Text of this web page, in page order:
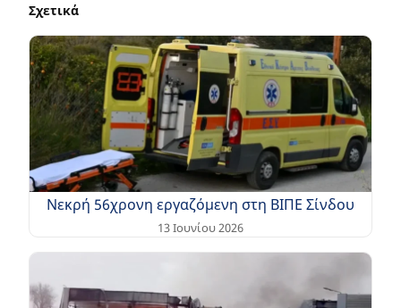
Σχετικά
Νεκρή 56χρονη εργαζόμενη στη ΒΙΠΕ Σίνδου
13 Ιουνίου 2026